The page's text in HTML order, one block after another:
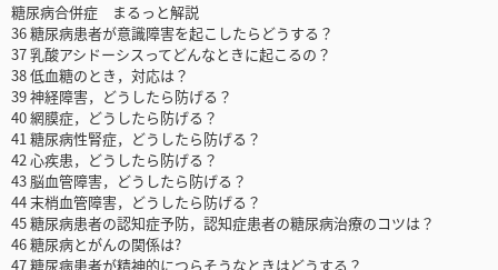
糖尿病合併症 まるっと解説
36 糖尿病患者が意識障害を起こしたらどうする？
37 乳酸アシドーシスってどんなときに起こるの？
38 低血糖のとき，対応は？
39 神経障害，どうしたら防げる？
40 網膜症，どうしたら防げる？
41 糖尿病性腎症，どうしたら防げる？
42 心疾患，どうしたら防げる？
43 脳血管障害，どうしたら防げる？
44 末梢血管障害，どうしたら防げる？
45 糖尿病患者の認知症予防，認知症患者の糖尿病治療のコツは？
46 糖尿病とがんの関係は?
47 糖尿病患者が精神的につらそうなときはどうする？